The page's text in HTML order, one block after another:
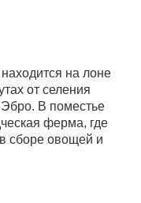
на лоне
от селения
В поместье
ферма, где
сборе овощей и